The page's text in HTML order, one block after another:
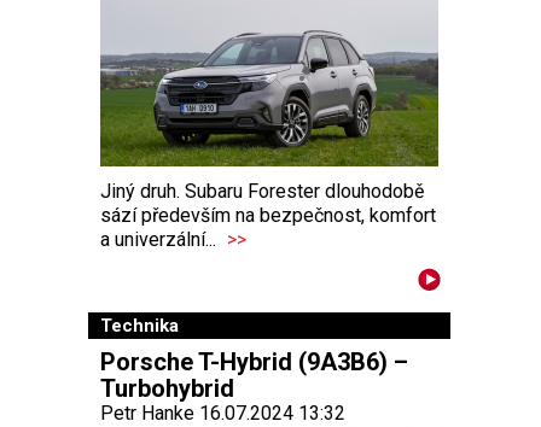
Jiný druh. Subaru Forester dlouhodobě
sází především na bezpečnost, komfort
a univerzální... >>
Technika
Porsche T-Hybrid (9A3B6) –
Turbohybrid
Petr Hanke 16.07.2024 13:32